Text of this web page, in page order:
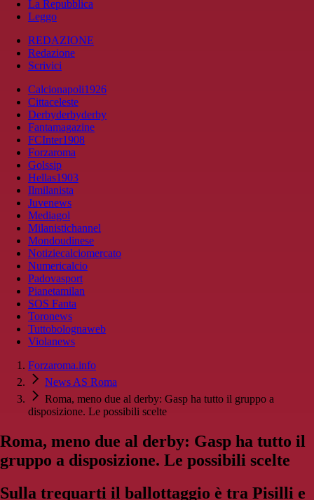
La Repubblica
Leggo
REDAZIONE
Redazione
Scrivici
Calcionapoli1926
Cittaceleste
Derbyderbyderby
Fantamagazine
FCInter1908
Forzaroma
Golssip
Hellas1903
Ilmilanista
Juvenews
Mediagol
Milanistichannel
Mondoudinese
Notiziecalciomercato
Numericalcio
Padovasport
Pianetamilan
SOS Fanta
Toronews
Tuttobolognaweb
Violanews
Forzaroma.info
News AS Roma
Roma, meno due al derby: Gasp ha tutto il gruppo a
disposizione. Le possibili scelte
Roma, meno due al derby: Gasp ha tutto il
gruppo a disposizione. Le possibili scelte
Sulla trequarti il ballottaggio è tra Pisilli e